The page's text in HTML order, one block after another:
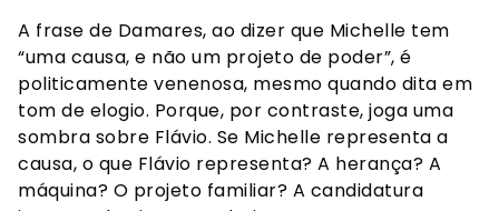
A frase de Damares, ao dizer que Michelle tem
“uma causa, e não um projeto de poder”, é
politicamente venenosa, mesmo quando dita em
tom de elogio. Porque, por contraste, joga uma
sombra sobre Flávio. Se Michelle representa a
causa, o que Flávio representa? A herança? A
máquina? O projeto familiar? A candidatura